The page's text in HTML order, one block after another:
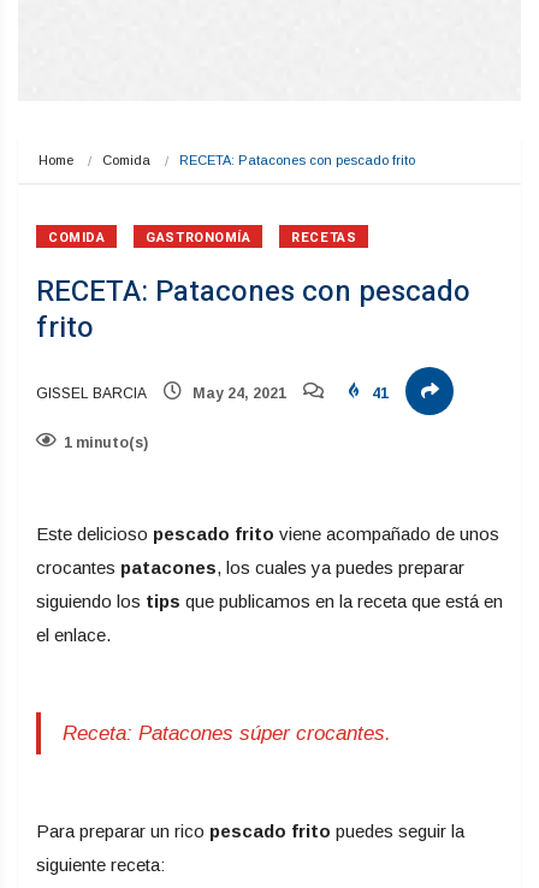
Home Comida RECETA: Patacones con pescado frito
COMIDA GASTRONOMÍA RECETAS
RECETA: Patacones con pescado
frito
GISSEL BARCIA May 24, 2021 41
1 minuto(s)
Este delicioso pescado frito viene acompañado de unos
crocantes patacones, los cuales ya puedes preparar
siguiendo los tips que publicamos en la receta que está en
el enlace.
Receta: Patacones súper crocantes.
Para preparar un rico pescado frito puedes seguir la
siguiente receta: